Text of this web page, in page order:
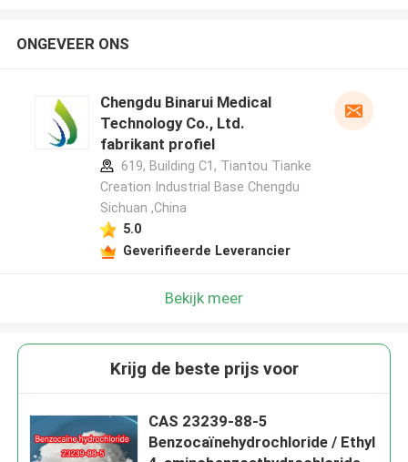
ONGEVEER ONS
Chengdu Binarui Medical
Technology Co., Ltd.
fabrikant profiel
619, Building C1, Tiantou Tianke
Creation Industrial Base Chengdu
Sichuan ,China
5.0
Geverifieerde Leverancier
Bekijk meer
Krijg de beste prijs voor
CAS 23239-88-5
Benzocaïnehydrochloride / Ethyl